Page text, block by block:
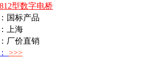
型数字电桥
国标产品
上海
厂价直销
>>>